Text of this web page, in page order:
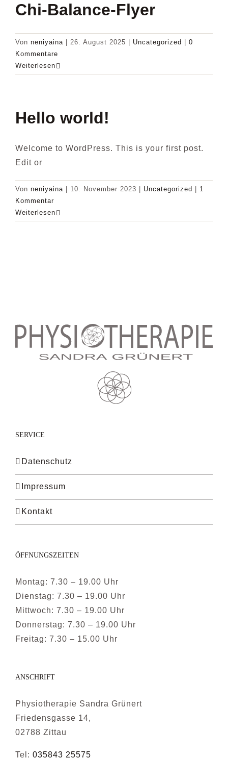
Chi-Balance-Flyer
Von neniyaina 26. August 2025 Uncategorized
0
Kommentare
Weiterlesen
Hello world!
Welcome to WordPress. This is your first post.
Edit or
Von neniyaina 10. November 2023 Uncategorized
1
Kommentar
Weiterlesen
SERVICE
Datenschutz
Impressum
Kontakt
ÖFFNUNGSZEITEN
Montag: 7.30 – 19.00 Uhr
Dienstag: 7.30 – 19.00 Uhr
Mittwoch: 7.30 – 19.00 Uhr
Donnerstag: 7.30 – 19.00 Uhr
Freitag: 7.30 – 15.00 Uhr
ANSCHRIFT
Physiotherapie Sandra Grünert
Friedensgasse 14,
02788 Zittau
Tel: 035843 25575